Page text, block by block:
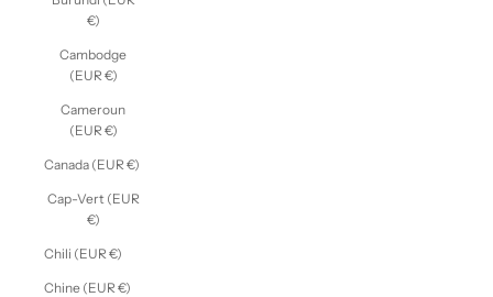
€)
Cambodge
(EUR €)
Cameroun
(EUR €)
Canada (EUR €)
Cap-Vert (EUR
€)
Chili (EUR €)
Chine (EUR €)